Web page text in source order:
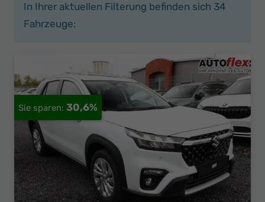
In Ihrer aktuellen Filterung befinden sich 34
Fahrzeuge:
30,6%